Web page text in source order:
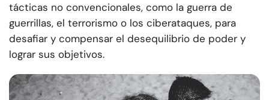
tácticas no convencionales, como la guerra de
guerrillas, el terrorismo o los ciberataques, para
desafiar y compensar el desequilibrio de poder y
lograr sus objetivos.